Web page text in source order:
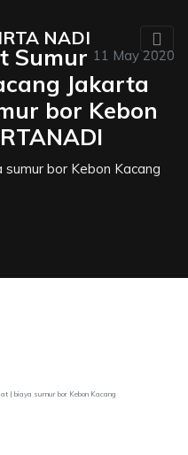
NADI
11 May 2020
Sumur
Jakarta
bor Kebon
sumur bor Kebon Kacang
| biaya sumur bor Kebon Kacang